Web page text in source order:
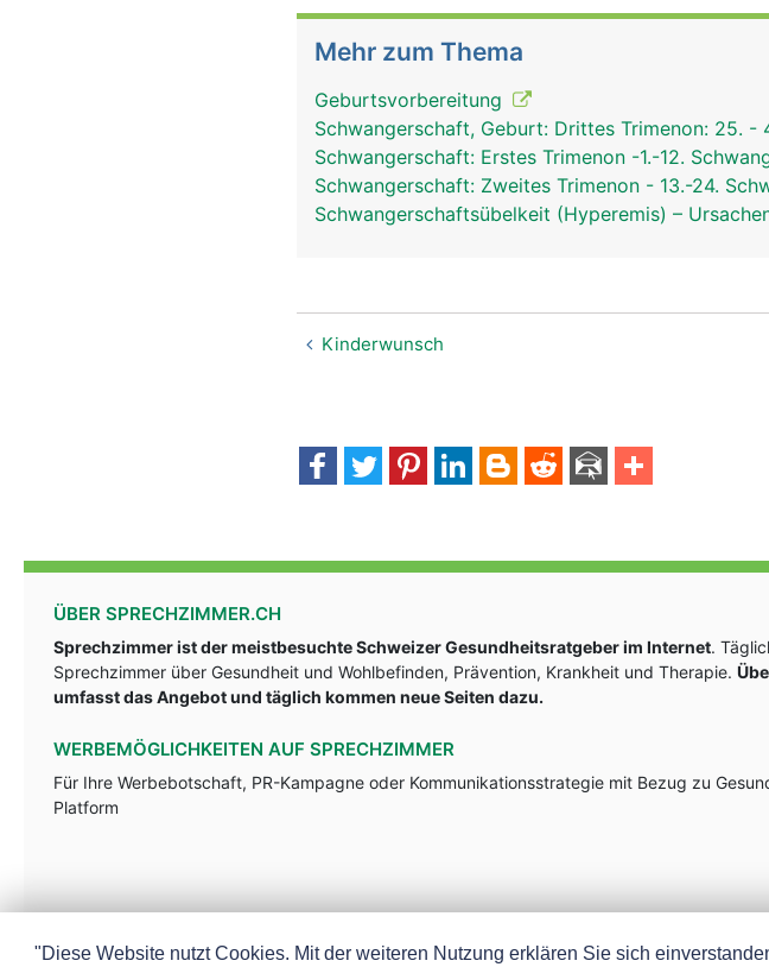
Mehr zum Thema
Geburtsvorbereitung
Schwangerschaft, Geburt: Drittes Trimenon: 25. -
Schwangerschaft: Erstes Trimenon -1.-12.
Schwangerschaft: Zweites Trimenon - 13.-24.
Schwangerschaftsübelkeit (Hyperemis) –
Kinderwunsch
ÜBER SPRECHZIMMER.CH
Sprechzimmer ist der meistbesuchte Schweizer Gesundheitsratgeber im Internet.
Sprechzimmer über Gesundheit und Wohlbefinden, Prävention, Krankheit und Therapie.
umfasst das Angebot und täglich kommen neue Seiten dazu.
WERBEMÖGLICHKEITEN AUF SPRECHZIMMER
Für Ihre Werbebotschaft, PR-Kampagne oder Kommunikationsstrategie mit Bezug zu
Platform
"Diese Website nutzt Cookies. Mit der weiteren Nutzung erklären Sie sich